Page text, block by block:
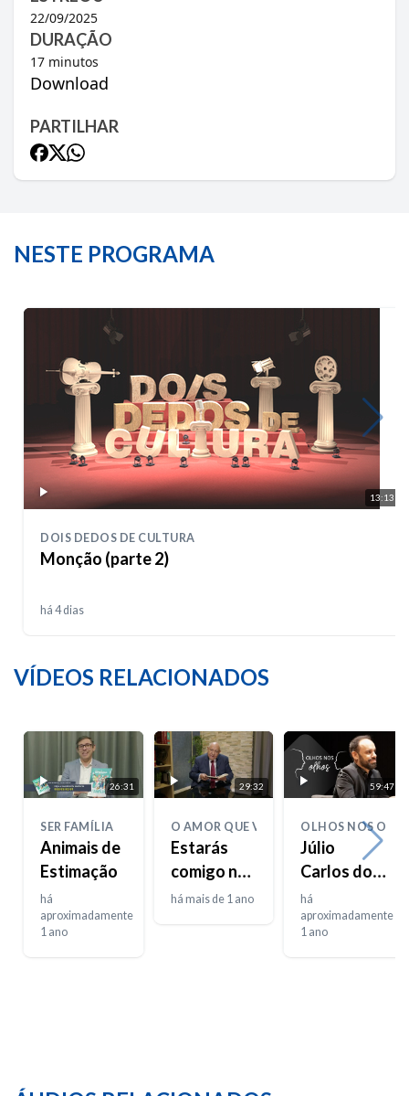
22/09/2025
DURAÇÃO
17 minutos
Download
PARTILHAR
NESTE PROGRAMA
13:13
DOIS DEDOS DE CULTURA
Monção (parte 2)
há 4 dias
VÍDEOS RELACIONADOS
26:31
SER FAMÍLIA
Animais de
Estimação
há
aproximadamente
1 ano
29:32
O AMOR QUE VIVE
Estarás
comigo no
paraíso
há mais de 1 ano
59:47
OLHOS NOS
Júlio
Carlos dos
Santos
há
aproximadamente
1 ano